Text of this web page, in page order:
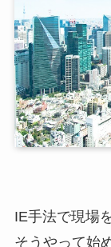
IE手法で現場
そうやって始